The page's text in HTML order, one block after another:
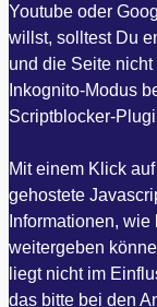
Youtube oder
willst, solltest Du
und die Seite
Inkognito-Modus
Scriptblocker-
Mit einem Klick
gehostete
Informationen,
weitergeben
liegt nicht im
das bitte bei den